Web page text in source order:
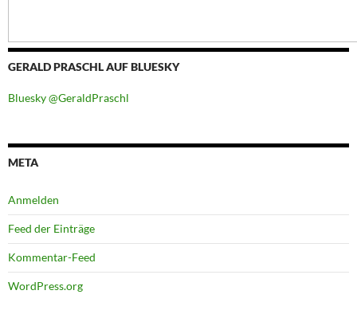
GERALD PRASCHL AUF BLUESKY
Bluesky @GeraldPraschl
META
Anmelden
Feed der Einträge
Kommentar-Feed
WordPress.org